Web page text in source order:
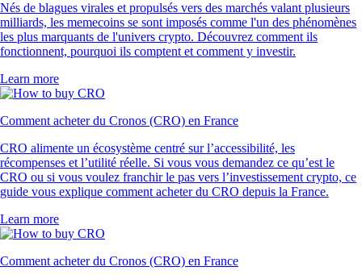
Nés de blagues virales et propulsés vers des marchés valant plusieurs
milliards, les memecoins se sont imposés comme l'un des phénomènes
les plus marquants de l'univers crypto. Découvrez comment ils
fonctionnent, pourquoi ils comptent et comment y investir.
Learn more
Comment acheter du Cronos (CRO) en France
CRO alimente un écosystème centré sur l’accessibilité, les
récompenses et l’utilité réelle. Si vous vous demandez ce qu’est le
CRO ou si vous voulez franchir le pas vers l’investissement crypto, ce
guide vous explique comment acheter du CRO depuis la France.
Learn more
Comment acheter du Cronos (CRO) en France